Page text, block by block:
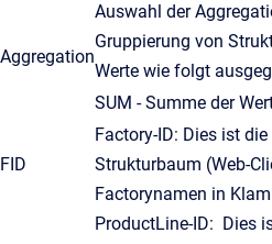
Aggregation
Auswahl der
Gruppierung von
Werte wie folgt
SUM - Summe der
FID
Factory-ID: Dies ist
Strukturbaum (Web-
Factorynamen in
ProductLine-ID: Dies